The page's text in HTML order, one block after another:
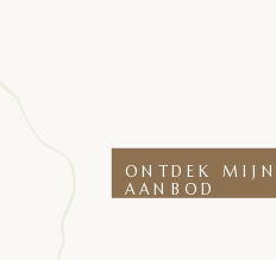
ONTDEK MIJN
AANBOD